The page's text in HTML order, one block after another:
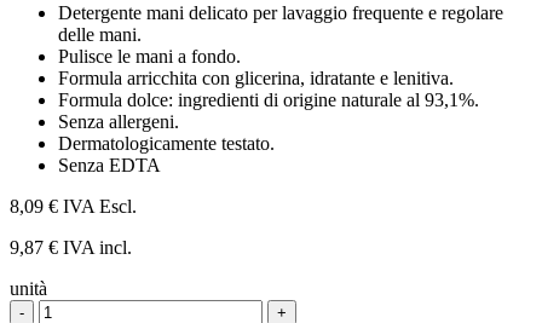
Detergente mani delicato per lavaggio frequente e regolare
delle mani.
Pulisce le mani a fondo.
Formula arricchita con glicerina, idratante e lenitiva.
Formula dolce: ingredienti di origine naturale al 93,1%.
Senza allergeni.
Dermatologicamente testato.
Senza EDTA
8,09 € IVA Escl.
9,87 € IVA incl.
unità
- +